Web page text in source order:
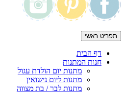
תפריט ראשי
דף הבית
חנות המתנות
מתנות יום הולדת עגול
מתנות ליום נישואין
מתנות לבר / בת מצווה